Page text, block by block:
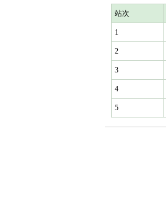
站次
1
2
3
4
5